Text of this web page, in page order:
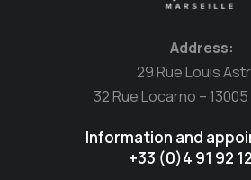
Address:
29 Rue Louis
32 Rue Locarno –
Information and
+33 (0)4 91 92